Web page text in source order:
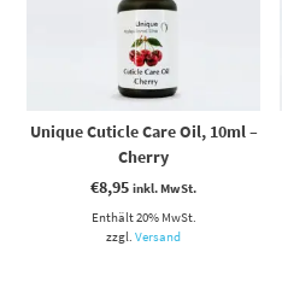
Unique Cuticle Care Oil, 10ml –
Cherry
€8,95 inkl. MwSt.
Enthält 20% MwSt.
zzgl.Versand